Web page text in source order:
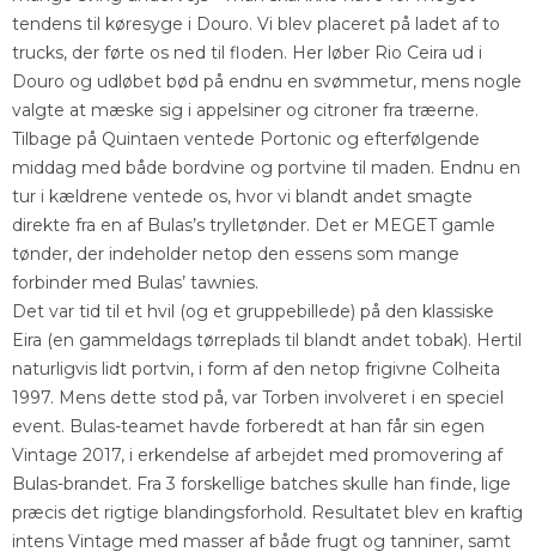
tendens til køresyge i Douro. Vi blev placeret på ladet af to
trucks, der førte os ned til floden. Her løber Rio Ceira ud i
Douro og udløbet bød på endnu en svømmetur, mens nogle
valgte at mæske sig i appelsiner og citroner fra træerne.
Tilbage på Quintaen ventede Portonic og efterfølgende
middag med både bordvine og portvine til maden. Endnu en
tur i kældrene ventede os, hvor vi blandt andet smagte
direkte fra en af Bulas’s trylletønder. Det er MEGET gamle
tønder, der indeholder netop den essens som mange
forbinder med Bulas’ tawnies.
Det var tid til et hvil (og et gruppebillede) på den klassiske
Eira (en gammeldags tørreplads til blandt andet tobak). Hertil
naturligvis lidt portvin, i form af den netop frigivne Colheita
1997. Mens dette stod på, var Torben involveret i en speciel
event. Bulas-teamet havde forberedt at han får sin egen
Vintage 2017, i erkendelse af arbejdet med promovering af
Bulas-brandet. Fra 3 forskellige batches skulle han finde, lige
præcis det rigtige blandingsforhold. Resultatet blev en kraftig
intens Vintage med masser af både frugt og tanniner, samt